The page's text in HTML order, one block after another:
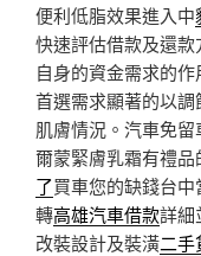
便利低脂效果進入中
快速評估借款及還款
自身的資金需求的作
首選需求顯著的以調
肌膚情況。汽車免
爾蒙緊膚乳霜有禮
了買車您的缺錢台
轉高雄汽車借款詳細
改裝設計及裝潢二手